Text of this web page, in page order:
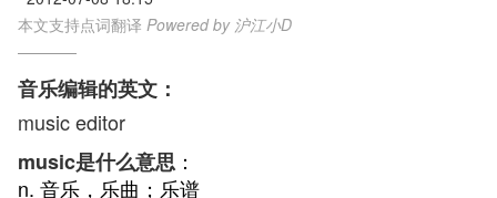
本文支持点词翻译 Powered by 沪江小D
音乐编辑的英文：
music editor
music是什么意思 ：
n. 音乐，乐曲；乐谱